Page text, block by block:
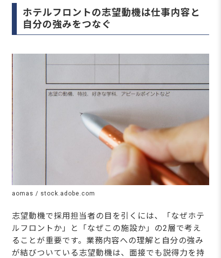
ホテルフロントの志望動機は仕事内容と
自分の強みをつなぐ
aomas / stock.adobe.com
志望動機で採用担当者の目を引くには、「なぜホテ
ルフロントか」と「なぜこの施設か」の2層で考え
ることが重要です。業務内容への理解と自分の強み
が結びついている志望動機は、面接でも説得力を持